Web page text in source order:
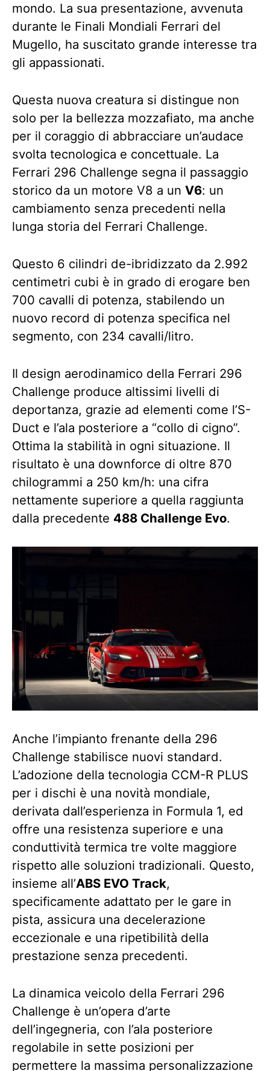
mondo. La sua presentazione, avvenuta
durante le Finali Mondiali Ferrari del
Mugello, ha suscitato grande interesse tra
gli appassionati.
Questa nuova creatura si distingue non
solo per la bellezza mozzafiato, ma anche
per il coraggio di abbracciare un’audace
svolta tecnologica e concettuale. La
Ferrari 296 Challenge segna il passaggio
storico da un motore V8 a un V6: un
cambiamento senza precedenti nella
lunga storia del Ferrari Challenge.
Questo 6 cilindri de-ibridizzato da 2.992
centimetri cubi è in grado di erogare ben
700 cavalli di potenza, stabilendo un
nuovo record di potenza specifica nel
segmento, con 234 cavalli/litro.
Il design aerodinamico della Ferrari 296
Challenge produce altissimi livelli di
deportanza, grazie ad elementi come l’S-
Duct e l’ala posteriore a “collo di cigno”.
Ottima la stabilità in ogni situazione. Il
risultato è una downforce di oltre 870
chilogrammi a 250 km/h: una cifra
nettamente superiore a quella raggiunta
dalla precedente 488 Challenge Evo.
Anche l’impianto frenante della 296
Challenge stabilisce nuovi standard.
L’adozione della tecnologia CCM-R PLUS
per i dischi è una novità mondiale,
derivata dall’esperienza in Formula 1, ed
offre una resistenza superiore e una
conduttività termica tre volte maggiore
rispetto alle soluzioni tradizionali. Questo,
insieme all’ABS EVO Track,
specificamente adattato per le gare in
pista, assicura una decelerazione
eccezionale e una ripetibilità della
prestazione senza precedenti.
La dinamica veicolo della Ferrari 296
Challenge è un’opera d’arte
dell’ingegneria, con l’ala posteriore
regolabile in sette posizioni per
permettere la massima personalizzazione